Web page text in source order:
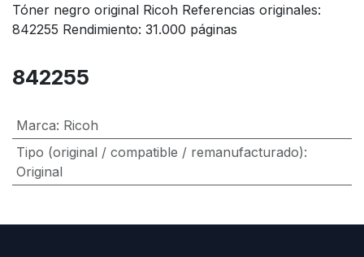
Tóner negro original Ricoh Referencias originales:
842255 Rendimiento: 31.000 páginas
842255
Marca: Ricoh
Tipo (original / compatible / remanufacturado):
Original